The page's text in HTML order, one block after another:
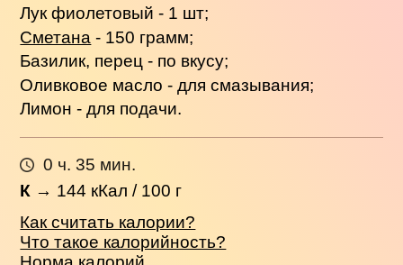
Лук фиолетовый - 1 шт;
Сметана - 150 грамм;
Базилик, перец - по вкусу;
Оливковое масло - для смазывания;
Лимон - для подачи.
0 ч. 35 мин.
К → 144 кКал / 100 г
Как считать калории?
Что такое калорийность?